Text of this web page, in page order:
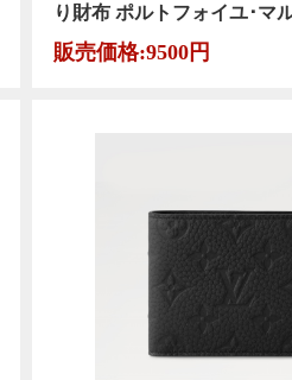
り財布 ポルトフォイユ･マ
販売価格:9500円